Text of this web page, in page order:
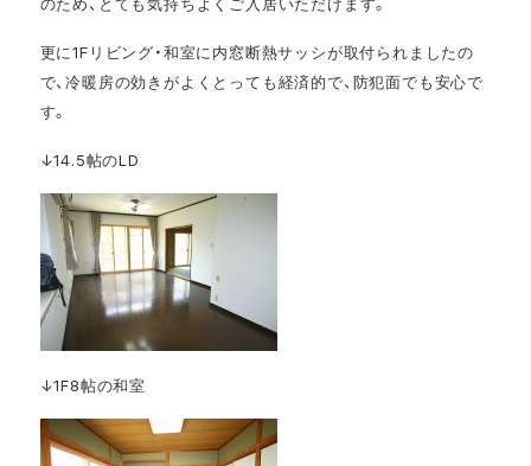
更に1Fリビング・和室に内窓断熱サッシが取付られましたの
で、冷暖房の効きがよくとっても経済的で、防犯面でも安心で
す。
↓14.5帖のLD
↓1F8帖の和室